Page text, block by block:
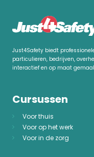
Just4Safety biedt
particulieren, bedrijven,
interactief en op maat
Cursussen
Voor thuis
Voor op het werk
Voor in de zorg